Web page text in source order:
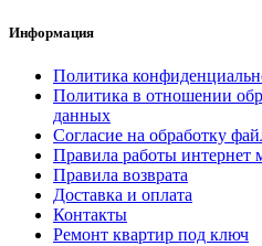
Информация
Политика
Политика в отношении
данных
Согласие на обработку
Правила работы интернет
Правила возврата
Доставка и оплата
Контакты
Ремонт квартир под ключ